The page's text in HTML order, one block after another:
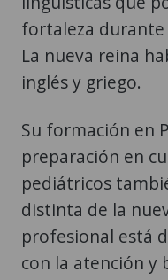
fortaleza
La nueva reina
inglés y griego.
Su formación en
preparación en
pediátricos
distinta de la
profesional está
con la atención y